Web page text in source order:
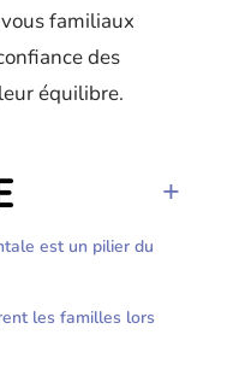
familiaux
des
équilibre.
est un pilier du
les familles lors